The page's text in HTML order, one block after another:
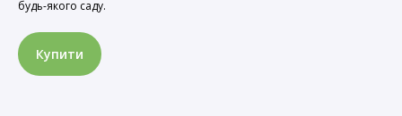
будь-якого саду.
Купити